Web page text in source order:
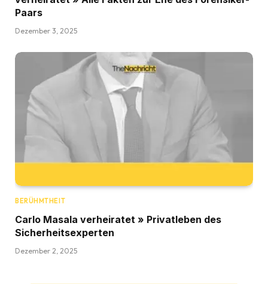
Paars
Dezember 3, 2025
BERÜHMTHEIT
Carlo Masala verheiratet » Privatleben des
Sicherheitsexperten
Dezember 2, 2025